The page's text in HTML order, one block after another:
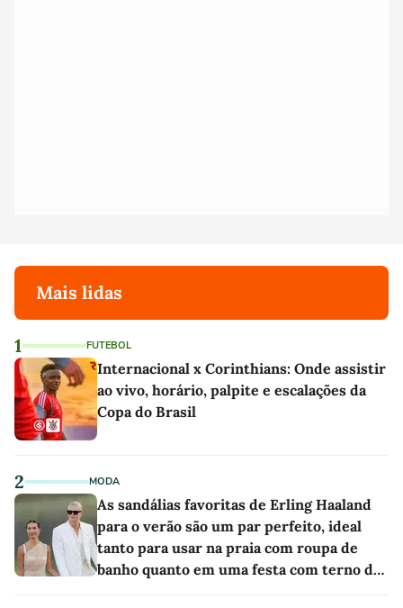
Mais lidas
1 FUTEBOL
Internacional x Corinthians: Onde assistir
ao vivo, horário, palpite e escalações da
Copa do Brasil
2 MODA
As sandálias favoritas de Erling Haaland
para o verão são um par perfeito, ideal
tanto para usar na praia com roupa de
banho quanto em uma festa com terno de